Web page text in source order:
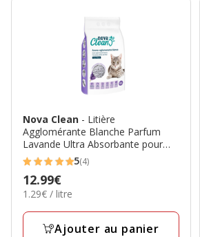
Nova Clean - Litière
Agglomérante Blanche Parfum
Lavande Ultra Absorbante pour
Chats - 10L
5
étoiles
avec
4
5(4)
Prix
12.99€
12.99€
1.29€
Litre
1.29€ / litre
Ajouter au panier